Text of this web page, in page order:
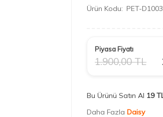
Ürün Kodu: PET-D1003
Piyasa Fiyatı
1.900,00TL
Bu Ürünü Satın Al 19
Daha Fazla Daisy